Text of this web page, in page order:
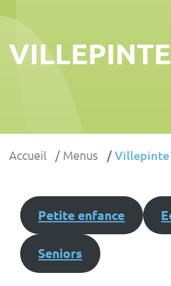
VILLEPINTE
Accueil Menus Villepinte
Petite enfance
Seniors